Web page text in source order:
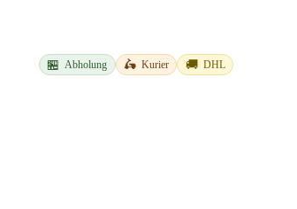
🏪 Abholung 🛵 Kurier 🚚 DHL